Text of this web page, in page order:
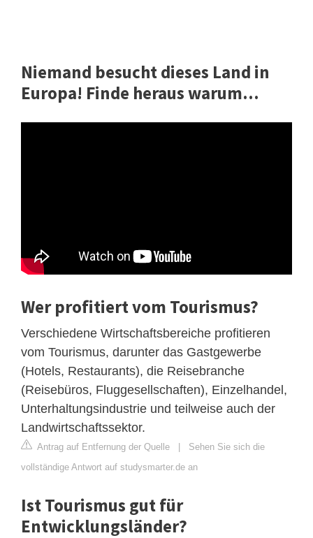
Niemand besucht dieses Land in
Europa! Finde heraus warum...
Wer profitiert vom Tourismus?
Verschiedene Wirtschaftsbereiche profitieren
vom Tourismus, darunter das Gastgewerbe
(Hotels, Restaurants), die Reisebranche
(Reisebüros, Fluggesellschaften), Einzelhandel,
Unterhaltungsindustrie und teilweise auch der
Landwirtschaftssektor.
Antrag auf Entfernung der Quelle | Sehen Sie sich die
vollständige Antwort auf studysmarter.de an
Ist Tourismus gut für
Entwicklungsländer?